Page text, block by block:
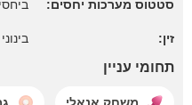
סטטוס מערכות יחסים:
זין: בינוני
תחומי עניין
משחק אנאלי